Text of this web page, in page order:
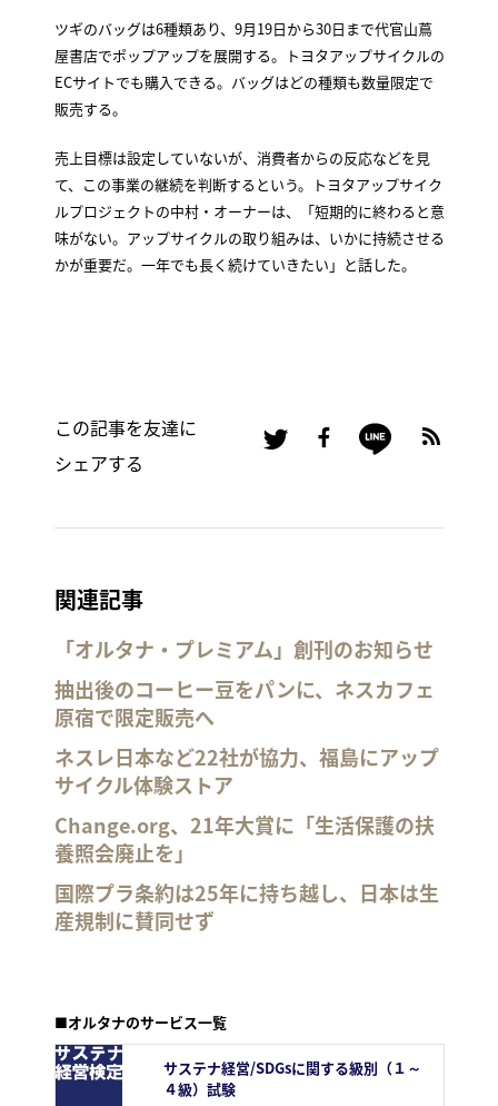
ツギのバッグは6種類あり、9月19日から30日まで代官山蔦
屋書店でポップアップを展開する。トヨタアップサイクルの
ECサイトでも購入できる。バッグはどの種類も数量限定で
販売する。
売上目標は設定していないが、消費者からの反応などを見
て、この事業の継続を判断するという。トヨタアップサイク
ルプロジェクトの中村・オーナーは、「短期的に終わると意
味がない。アップサイクルの取り組みは、いかに持続させる
かが重要だ。一年でも長く続けていきたい」と話した。
この記事を友達に
シェアする
関連記事
「オルタナ・プレミアム」創刊のお知らせ
抽出後のコーヒー豆をパンに、ネスカフェ
原宿で限定販売へ
ネスレ日本など22社が協力、福島にアップ
サイクル体験ストア
Change.org、21年大賞に「生活保護の扶
養照会廃止を」
国際プラ条約は25年に持ち越し、日本は生
産規制に賛同せず
■オルタナのサービス一覧
サステナ経営/SDGsに関する級別（１～
４級）試験